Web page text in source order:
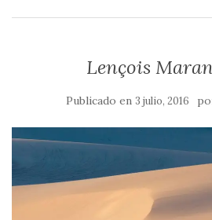
Lençois
Publicado en 3 julio, 2016